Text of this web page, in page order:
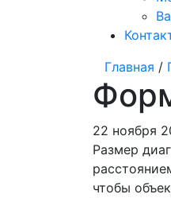
Главная /
22 ноября
Размер
чтобы